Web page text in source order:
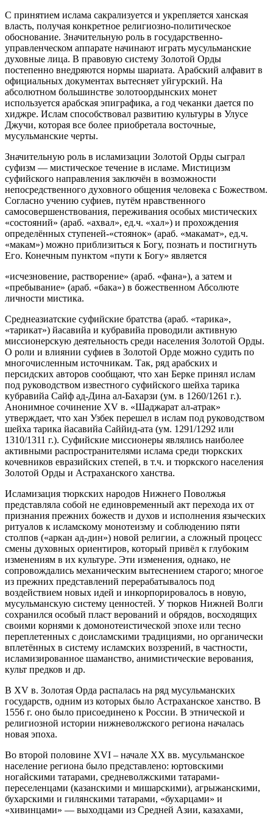
С принятием ислама сакрализуется и укрепляется ханская
власть, получая конкретное религиозно-политическое
обоснование. Значительную роль в государственно-
управленческом аппарате начинают играть мусульманские
духовные лица. В правовую систему Золотой Орды
постепенно внедряются нормы шариата. Арабский алфавит в
официальных документах вытесняет уйгурский. На
абсолютном большинстве золотоордынских монет
используется арабская эпиграфика, а год чеканки дается по
хиджре. Ислам способствовал развитию культуры в Улусе
Джучи, которая все более приобретала восточные,
мусульманские черты.
Значительную роль в исламизации Золотой Орды сыграл
суфизм — мистическое течение в исламе. Мистицизм
суфийского направления заключён в возможности
непосредственного духовного общения человека с Божеством.
Согласно учению суфиев, путём нравственного
самосовершенствования, переживания особых мистических
«состояний» (араб. «ахвал», ед.ч. «хал») и прохождения
определённых ступеней-«стоянок» (араб. «макамат», ед.ч.
«макам») можно приблизиться к Богу, познать и постигнуть
Его. Конечным пунктом «пути к Богу» является
«исчезновение, растворение» (араб. «фана»), а затем и
«пребывание» (араб. «бака») в божественном Абсолюте
личности мистика.
Среднеазиатские суфийские братства (араб. «тарика»,
«тарикат») йасавийа и кубравийа проводили активную
миссионерскую деятельность среди населения Золотой Орды.
О роли и влиянии суфиев в Золотой Орде можно судить по
многочисленным источникам. Так, ряд арабских и
персидских авторов сообщают, что хан Берке принял ислам
под руководством известного суфийского шейха тарика
кубравийа Сайф ад-Дина ал-Бахарзи (ум. в 1260/1261 г.).
Анонимное сочинение XV в. «Шаджарат ал-атрак»
утверждает, что хан Узбек перешел в ислам под руководством
шейха тарика йасавийа Саййид-ата (ум. 1291/1292 или
1310/1311 г.). Суфийские миссионеры являлись наиболее
активными распространителями ислама среди тюркских
кочевников евразийских степей, в т.ч. и тюркского населения
Золотой Орды и Астраханского ханства.
Исламизация тюркских народов Нижнего Поволжья
представляла собой не единовременный акт перехода их от
признания прежних божеств и духов и исполнения языческих
ритуалов к исламскому монотеизму и соблюдению пяти
столпов («аркан ад-дин») новой религии, а сложный процесс
смены духовных ориентиров, который привёл к глубоким
изменениям в их культуре. Эти изменения, однако, не
сопровождались механическим вытеснением старого; многое
из прежних представлений перерабатывалось под
воздействием новых идей и инкорпорировалось в новую,
мусульманскую систему ценностей. У тюрков Нижней Волги
сохранился особый пласт верований и обрядов, восходящих
своими корнями к домонотеистической эпохе или тесно
переплетенных с доисламскими традициями, но органически
вплетённых в систему исламских воззрений, в частности,
исламизированное шаманство, анимистические верования,
культ предков и др.
В XV в. Золотая Орда распалась на ряд мусульманских
государств, одним из которых было Астраханское ханство. В
1556 г. оно было присоединено к России. В этнической и
религиозной истории нижневолжского региона началась
новая эпоха.
Во второй половине XVI – начале XX вв. мусульманское
население региона было представлено: юртовскими
ногайскими татарами, средневолжскими татарами-
переселенцами (казанскими и мишарскими), агрыжанскими,
бухарскими и гилянскими татарами, «бухарцами» и
«хивинцами» — выходцами из Средней Азии, казахами,